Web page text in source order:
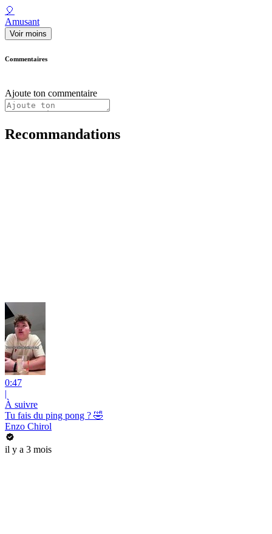
🎈
Amusant
Voir moins
Commentaires
Ajoute ton commentaire
Recommandations
0:47
|
À suivre
Tu fais du ping pong ? 🤣
Enzo Chirol
il y a 3 mois